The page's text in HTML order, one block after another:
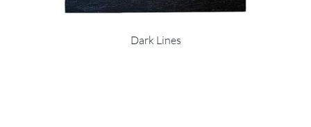
Dark Lines